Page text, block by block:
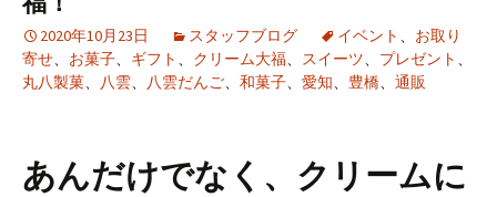
2020年10月23日 スタッフブログ イベント 、 お取り
寄せ、 お菓子、 ギフト 、 クリーム大福、 スイーツ、 プレゼント 、
丸八製菓、 八雲、 八雲だんご、 和菓子、 愛知、 豊橋、 通販
あんだけでなく、クリームに